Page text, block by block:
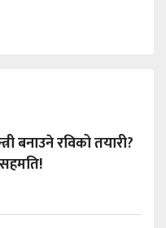
बनाउने रविको तयारी?